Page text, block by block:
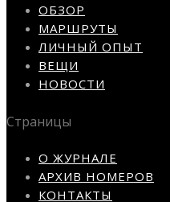
ОБЗОР
МАРШРУТЫ
ЛИЧНЫЙ ОПЫТ
ВЕЩИ
НОВОСТИ
Страницы
О ЖУРНАЛЕ
АРХИВ НОМЕРОВ
КОНТАКТЫ